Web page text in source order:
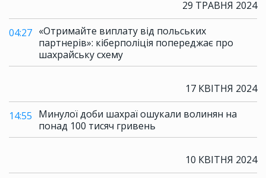
29 ТРАВНЯ 2024
04:27 «Отримайте виплату від польських
партнерів»: кіберполіція попереджає про
шахрайську схему
17 КВІТНЯ 2024
14:55 Минулої доби шахраї ошукали волинян на
понад 100 тисяч гривень
10 КВІТНЯ 2024